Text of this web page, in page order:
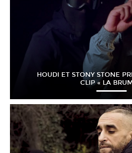
HOUDI ET STONY STONE
CLIP « LA